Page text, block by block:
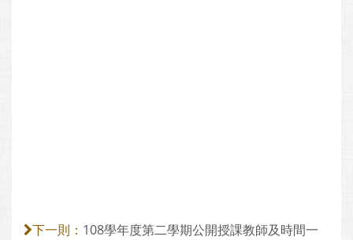
下一則： 108學年度第二學期公開授課教師及時間一